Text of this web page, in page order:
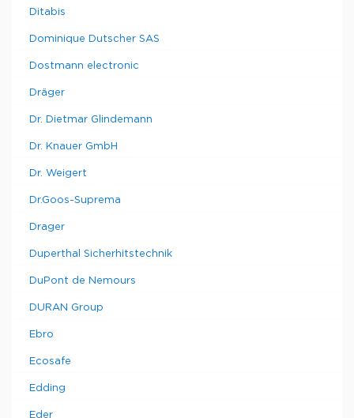
Ditabis
Dominique Dutscher SAS
Dostmann electronic
Dräger
Dr. Dietmar Glindemann
Dr. Knauer GmbH
Dr. Weigert
Dr.Goos-Suprema
Drager
Duperthal Sicherhitstechnik
DuPont de Nemours
DURAN Group
Ebro
Ecosafe
Edding
Eder